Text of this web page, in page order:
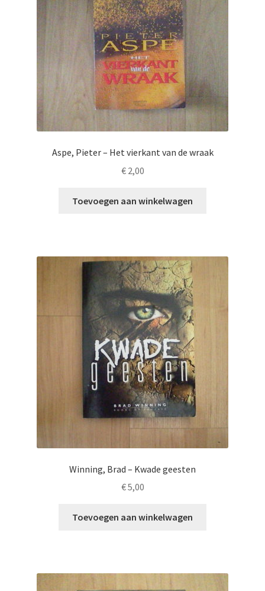
Aspe, Pieter – Het vierkant van de wraak
€2,00
Toevoegen aan winkelwagen
Winning, Brad – Kwade geesten
€5,00
Toevoegen aan winkelwagen